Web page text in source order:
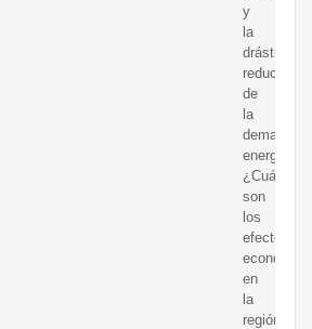
y
la
drástica
reducción
de
la
demanda
energética.
¿Cuáles
son
los
efectos
en
la
región?